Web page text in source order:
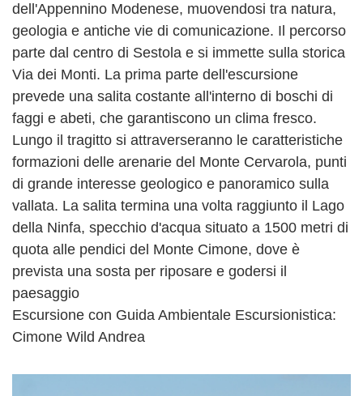
dell'Appennino Modenese, muovendosi tra natura,
geologia e antiche vie di comunicazione. Il percorso
parte dal centro di Sestola e si immette sulla storica
Via dei Monti. La prima parte dell'escursione
prevede una salita costante all'interno di boschi di
faggi e abeti, che garantiscono un clima fresco.
Lungo il tragitto si attraverseranno le caratteristiche
formazioni delle arenarie del Monte Cervarola, punti
di grande interesse geologico e panoramico sulla
vallata. La salita termina una volta raggiunto il Lago
della Ninfa, specchio d'acqua situato a 1500 metri di
quota alle pendici del Monte Cimone, dove è
prevista una sosta per riposare e godersi il
paesaggio
Escursione con Guida Ambientale Escursionistica:
Cimone Wild Andrea